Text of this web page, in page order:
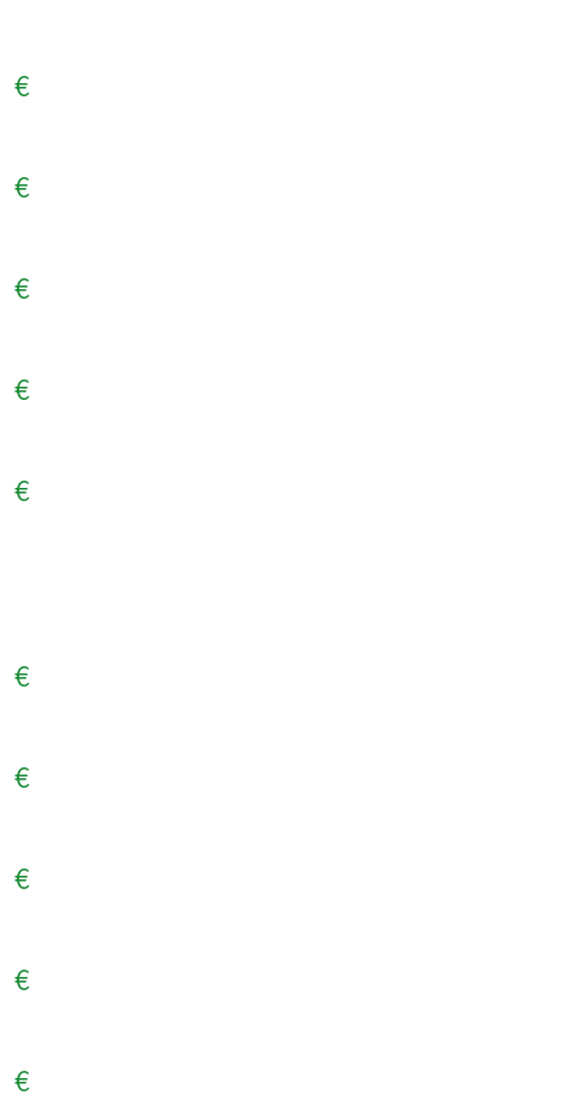
€
€
€
€
€
€
€
€
€
€